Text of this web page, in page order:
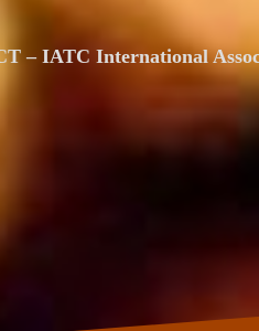
– IATC International